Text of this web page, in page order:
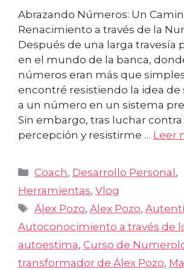
Abrazando Números: Un
Renacimiento a través de la
Después de una larga travesía
en el mundo de la banca,
números eran más que
encontré resistiendo la idea de
a un número en un sistema
Sin embargo, tras luchar contra
percepción y resistirme … Leer
Categorías
Coach, Desarrollo Personal ,
Herramientas, Vlog
Etiquetas
Álex Pozo,Alex Pozo,
Autoconocimiento a través de
autoestima, Curso de
transformador de Álex Pozo,